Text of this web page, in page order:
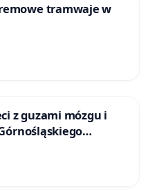
tramwaje w
z guzami mózgu i
w Katowicach